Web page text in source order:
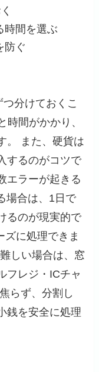
間を選ぶ
防ぐ
分けておくこ
時間がかかり、
。 また、硬貨は
するのがコツで
エラーが起きる
場合は、1日で
るのが現実的で
に処理できま
しい場合は、窓
フレジ・ICチャ
らず、分割し
銭を安全に処理